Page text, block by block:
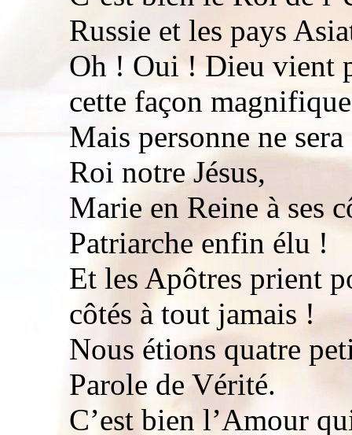
Russie et les pays
Oh ! Oui ! Dieu vient
cette façon
Mais personne ne
Roi notre Jésus,
Marie en Reine à ses
Patriarche enfin élu !
Et les Apôtres prient
côtés à tout jamais !
Nous étions quatre
Parole de Vérité.
C’est bien l’Amour